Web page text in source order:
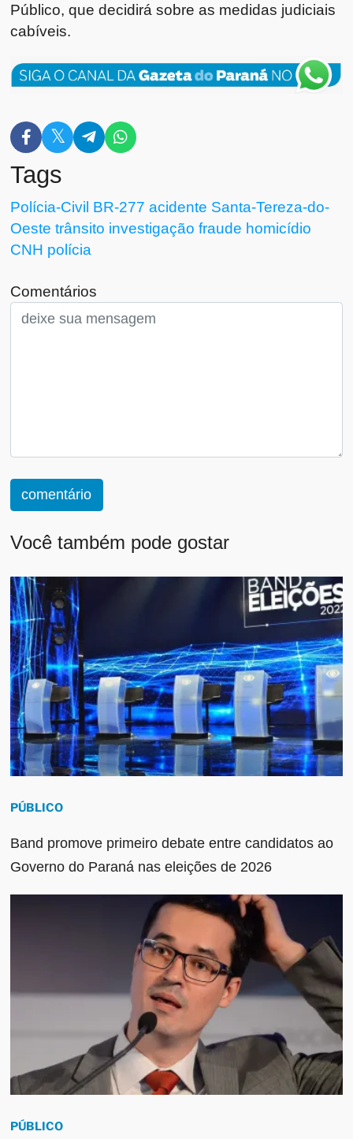
Público, que decidirá sobre as medidas judiciais
cabíveis.
Tags
Polícia-Civil BR-277 acidente Santa-Tereza-do-
Oeste trânsito investigação fraude homicídio
CNH polícia
Comentários
comentário
Você também pode gostar
PÚBLICO
Band promove primeiro debate entre candidatos ao
Governo do Paraná nas eleições de 2026
PÚBLICO